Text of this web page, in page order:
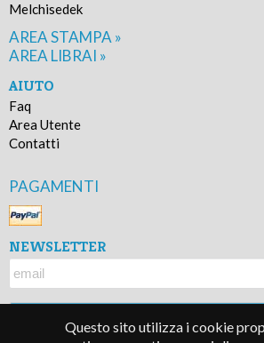
Questo sito utilizza i cookie
Melchisedek
AREA STAMPA »
AREA LIBRAI »
AIUTO
Faq
Area Utente
Contatti
PAGAMENTI
NEWSLETTER